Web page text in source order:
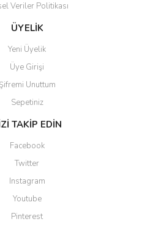
Gönder
Veriler Politikası
ÜYELİK
Yeni Üyelik
Üye Girişi
Şifremi Unuttum
Sepetiniz
TAKİP EDİN
Facebook
Twitter
Instagram
Youtube
Pinterest